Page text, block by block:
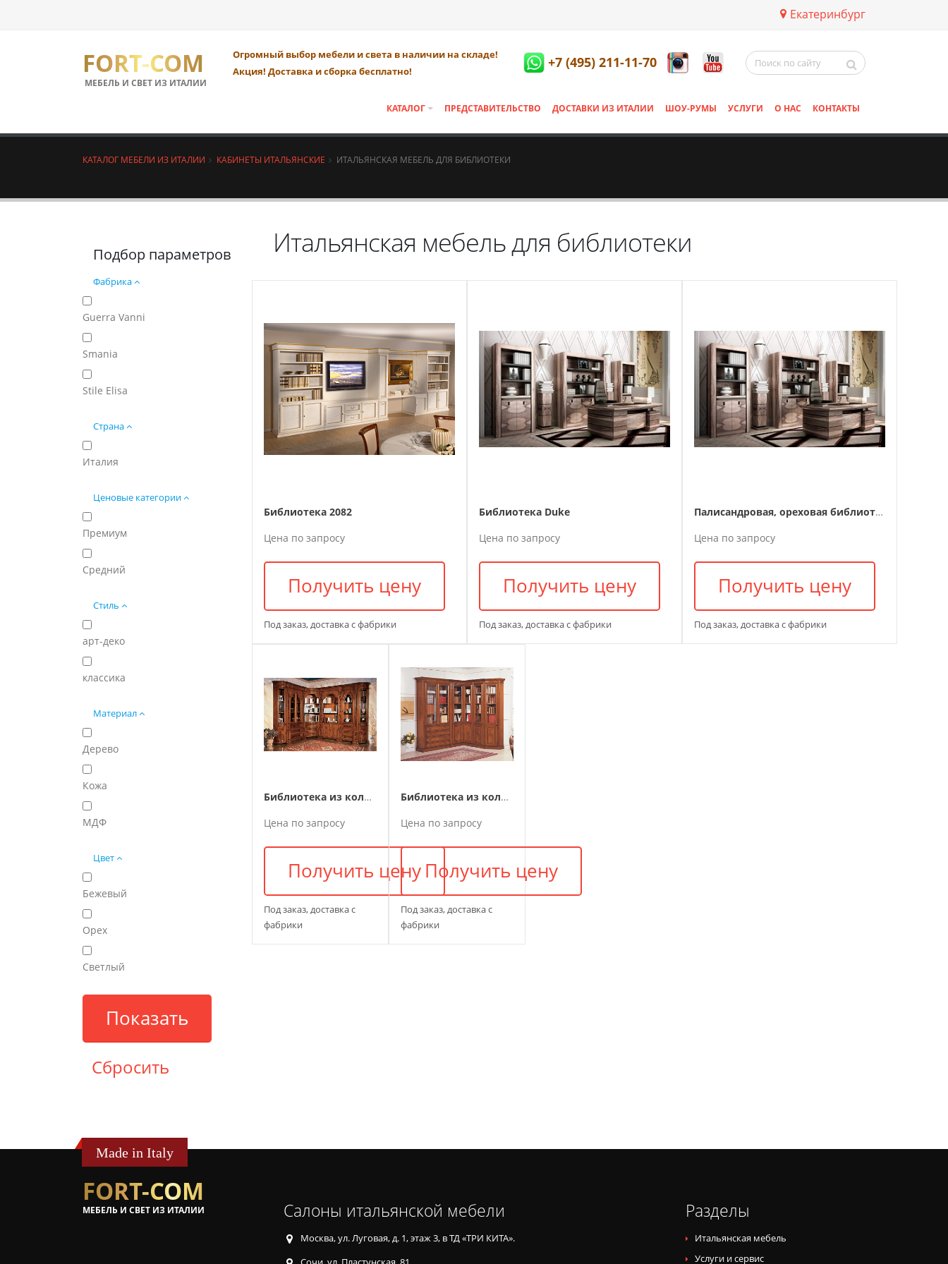
Екатеринбург
FORT-COM
МЕБЕЛЬ И СВЕТ ИЗ ИТАЛИИ
Огромный выбор мебели и света в наличии на складе!
Акция! Доставка и сборка бесплатно!
+7 (495) 211-11-70
КАТАЛОГ ПРЕДСТАВИТЕЛЬСТВО ДОСТАВКИ ИЗ ИТАЛИИ ШОУ-РУМЫ УСЛУГИ О НАС КОНТАКТЫ
КАТАЛОГ МЕБЕЛИ ИЗ ИТАЛИИ КАБИНЕТЫ ИТАЛЬЯНСКИЕ ИТАЛЬЯНСКАЯ МЕБЕЛЬ ДЛЯ БИБЛИОТЕКИ
Подбор параметров
Фабрика
Guerra Vanni
Smania
Stile Elisa
Страна
Италия
Ценовые категории
Премиум
Средний
Стиль
арт-деко
классика
Материал
Дерево
Кожа
МДФ
Цвет
Бежевый
Орех
Светлый
Итальянская мебель для библиотеки
Библиотека 2082
Цена по запросу
Получить цену
Под заказ, доставка с фабрики
Библиотека Duke
Цена по запросу
Получить цену
Под заказ, доставка с фабрики
Палисандровая, ореховая библиотека Duke
Цена по запросу
Получить цену
Под заказ, доставка с фабрики
Библиотека из коллекции Barocco
Цена по запросу
Получить цену
Под заказ, доставка с
фабрики
Библиотека из коллекции Carlo X
Цена по запросу
Получить цену
Под заказ, доставка с
фабрики
Made in Italy
FORT-COM
МЕБЕЛЬ И СВЕТ ИЗ ИТАЛИИ Салоны итальянской мебели
Москва, ул. Луговая, д. 1, этаж 3, в ТД «ТРИ КИТА».
Разделы
Итальянская мебель
Услуги и сервис